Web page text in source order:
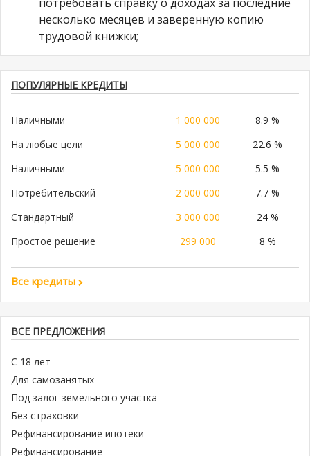
несколько месяцев и заверенную копию
трудовой книжки;
ПОПУЛЯРНЫЕ КРЕДИТЫ
Наличными 1 000 000
8.9 %
На любые цели
5 000 000
22.6 %
Наличными
5 000 000
5.5 %
Потребительский
2 000 000
7.7 %
Стандартный
3 000 000
24 %
Простое решение
299 000 8 %
Все кредиты
ВСЕ ПРЕДЛОЖЕНИЯ
С 18 лет
Для самозанятых
Под залог земельного участка
Без страховки
Рефинансирование ипотеки
Рефинансирование